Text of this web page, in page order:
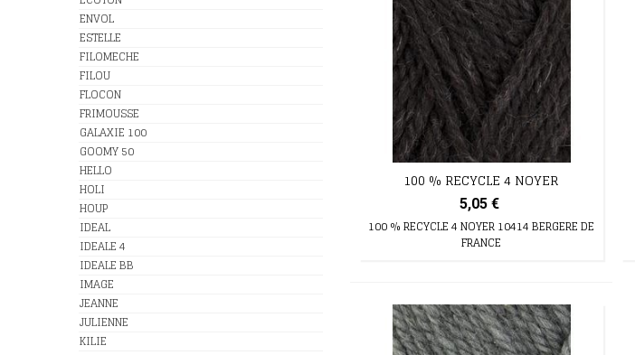
ENVOL
ESTELLE
FILOMECHE
FILOU
FLOCON
FRIMOUSSE
GALAXIE 100
GOOMY 50
HELLO
HOLI
HOUP
IDEAL
IDEALE 4
IDEALE BB
IMAGE
JEANNE
JULIENNE
KILIE
100 % RECYCLE 4 NOYER
5,05 €
100 % RECYCLE 4 NOYER 10414 BERGERE DE
FRANCE